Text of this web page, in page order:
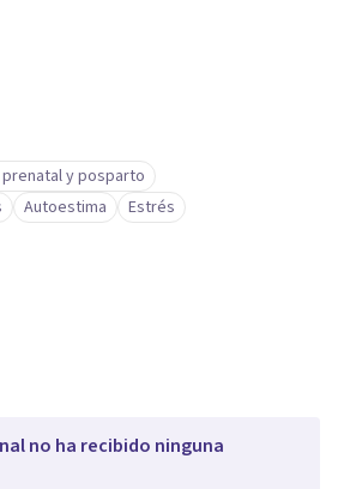
y posparto
Autoestima
Estrés
no ha recibido ninguna